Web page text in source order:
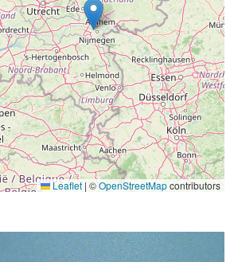
Leaflet| ©OpenStreetMapcontributors